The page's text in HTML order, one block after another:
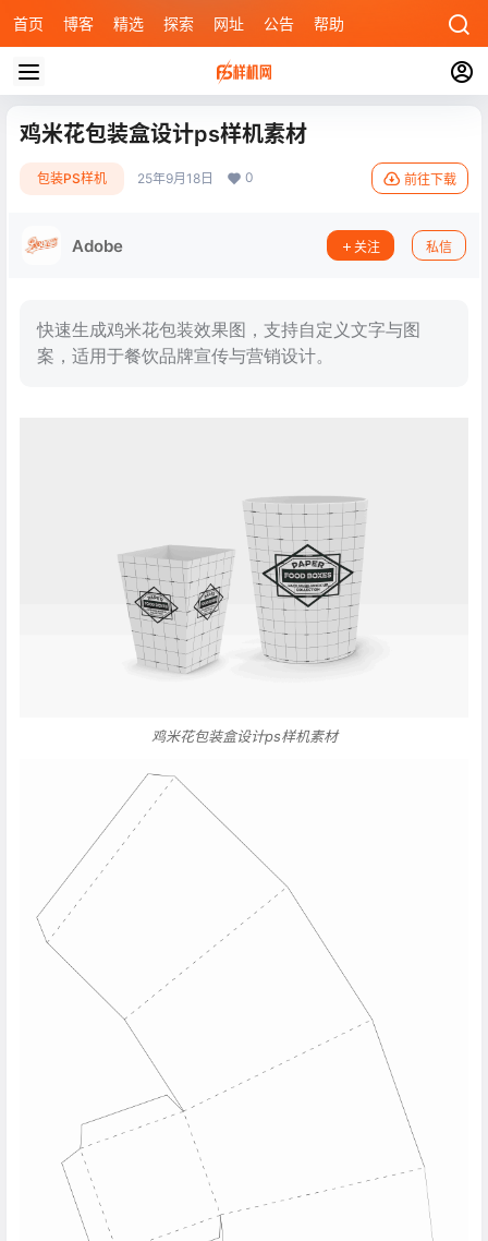
首页 博客 精选 探索 网址 公告 帮助
鸡米花包装盒设计ps样机素材
包装PS样机 25年9月18日 0 前往下载
Adobe 关注 私信
快速生成鸡米花包装效果图，支持自定义文字与图
案，适用于餐饮品牌宣传与营销设计。
鸡米花包装盒设计ps样机素材